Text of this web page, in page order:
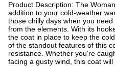
Product Description: The
addition to your cold-weather
those chilly days when you
from the elements. With its
the coat in place to keep the
of the standout features of this
resistance. Whether you're
facing a gusty wind, this coat will